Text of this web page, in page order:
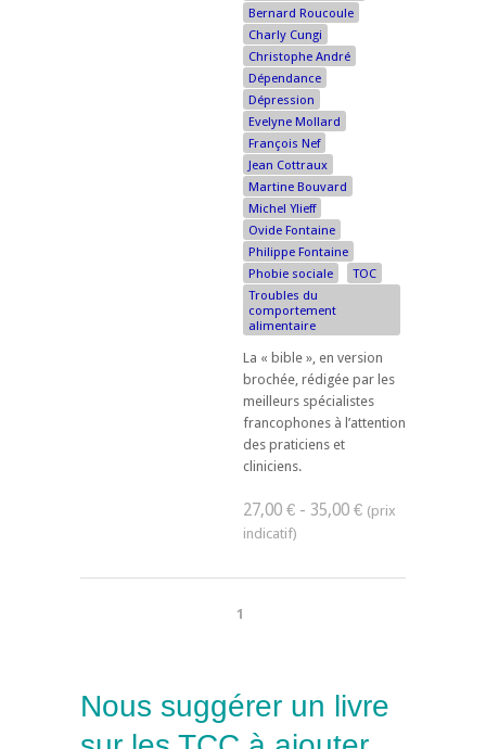
Bernard Roucoule
Charly Cungi
Christophe André
Dépendance
Dépression
Evelyne Mollard
François Nef
Jean Cottraux
Martine Bouvard
Michel Ylieff
Ovide Fontaine
Philippe Fontaine
Phobie sociale
TOC
Troubles du
comportement
alimentaire
La « bible », en version
brochée, rédigée par les
meilleurs spécialistes
francophones à l’attention
des praticiens et
cliniciens.
27,00 € - 35,00 €
1
Nous suggérer un livre